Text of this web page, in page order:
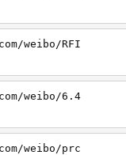
weibo/RFI
weibo/6.4
weibo/prc